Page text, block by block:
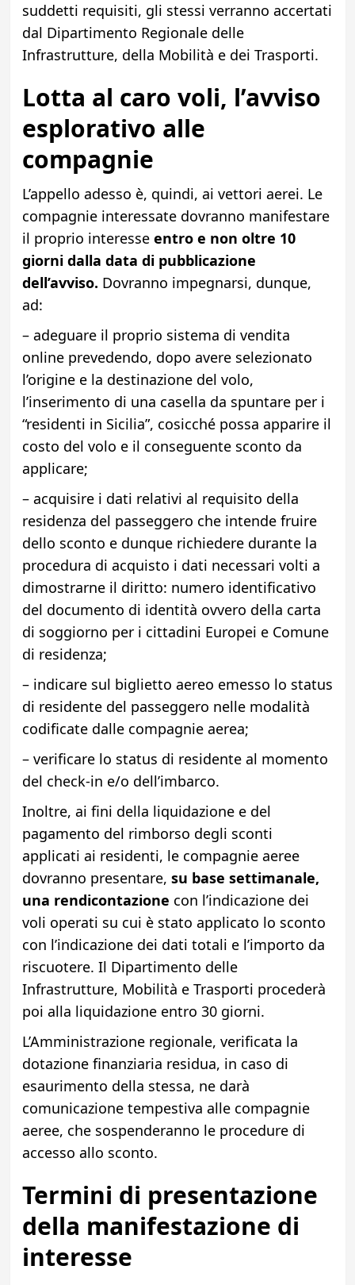
suddetti requisiti, gli stessi verranno accertati
dal Dipartimento Regionale delle
Infrastrutture, della Mobilità e dei Trasporti.
Lotta al caro voli, l’avviso
esplorativo alle
compagnie
L’appello adesso è, quindi, ai vettori aerei. Le
compagnie interessate dovranno manifestare
il proprio interesse entro e non oltre 10
giorni dalla data di pubblicazione
dell’avviso. Dovranno impegnarsi, dunque,
ad:
– adeguare il proprio sistema di vendita
online prevedendo, dopo avere selezionato
l’origine e la destinazione del volo,
l’inserimento di una casella da spuntare per i
“residenti in Sicilia”, cosicché possa apparire il
costo del volo e il conseguente sconto da
applicare;
– acquisire i dati relativi al requisito della
residenza del passeggero che intende fruire
dello sconto e dunque richiedere durante la
procedura di acquisto i dati necessari volti a
dimostrarne il diritto: numero identificativo
del documento di identità ovvero della carta
di soggiorno per i cittadini Europei e Comune
di residenza;
– indicare sul biglietto aereo emesso lo status
di residente del passeggero nelle modalità
codificate dalle compagnie aerea;
– verificare lo status di residente al momento
del check-in e/o dell’imbarco.
Inoltre, ai fini della liquidazione e del
pagamento del rimborso degli sconti
applicati ai residenti, le compagnie aeree
dovranno presentare, su base settimanale,
una rendicontazione con l’indicazione dei
voli operati su cui è stato applicato lo sconto
con l’indicazione dei dati totali e l’importo da
riscuotere. Il Dipartimento delle
Infrastrutture, Mobilità e Trasporti procederà
poi alla liquidazione entro 30 giorni.
L’Amministrazione regionale, verificata la
dotazione finanziaria residua, in caso di
esaurimento della stessa, ne darà
comunicazione tempestiva alle compagnie
aeree, che sospenderanno le procedure di
accesso allo sconto.
Termini di presentazione
della manifestazione di
interesse